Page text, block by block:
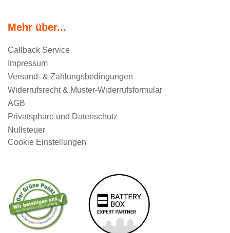
Mehr über...
Callback Service
Impressum
Versand- & Zahlungsbedingungen
Widerrufsrecht & Muster-Widerrufsformular
AGB
Privatsphäre und Datenschutz
Nullsteuer
Cookie Einstellungen